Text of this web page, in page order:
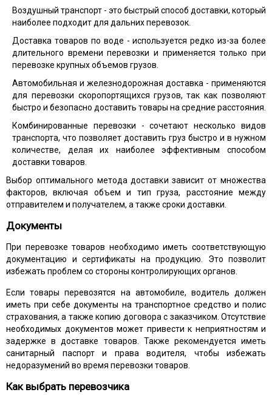
Воздушный транспорт - это быстрый способ доставки, который
наиболее подходит для дальних перевозок.
Доставка товаров по воде - используется редко из-за более
длительного времени перевозки и применяется только при
перевозке крупных объемов грузов.
Автомобильная и железнодорожная доставка - применяются
для перевозки скоропортящихся грузов, так как позволяют
быстро и безопасно доставить товары на средние расстояния.
Комбинированные перевозки - сочетают несколько видов
транспорта, что позволяет доставить груз быстро и в нужном
количестве, делая их наиболее эффективным способом
доставки товаров.
Выбор оптимального метода доставки зависит от множества
факторов, включая объем и тип груза, расстояние между
отправителем и получателем, а также сроки доставки.
Документы
При перевозке товаров необходимо иметь соответствующую
документацию и сертификаты на продукцию. Это позволит
избежать проблем со стороны контролирующих органов.
Если товары перевозятся на автомобиле, водитель должен
иметь при себе документы на транспортное средство и полис
страхования, а также копию договора с заказчиком. Отсутствие
необходимых документов может привести к неприятностям и
задержке в доставке товаров. Также рекомендуется иметь
санитарный паспорт и права водителя, чтобы избежать
недоразумений во время перевозки товаров.
Как выбрать перевозчика